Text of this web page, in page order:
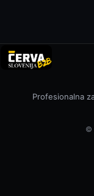
Profesionalna
©